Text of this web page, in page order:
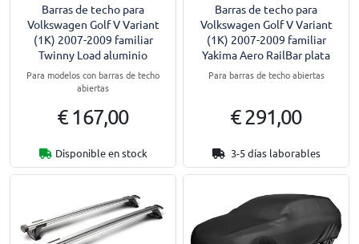
Barras de techo para
Volkswagen Golf V Variant
(1K) 2007-2009 familiar
Twinny Load aluminio
Para modelos con barras de techo
abiertas
€ 167,00
Disponible en stock
Barras de techo para
Volkswagen Golf V Variant
(1K) 2007-2009 familiar
Yakima Aero RailBar plata
Para barras de techo abiertas
€ 291,00
3-5 días laborables